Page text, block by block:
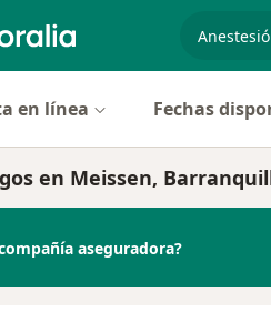
en línea Fechas
en Meissen,
aseguradora?